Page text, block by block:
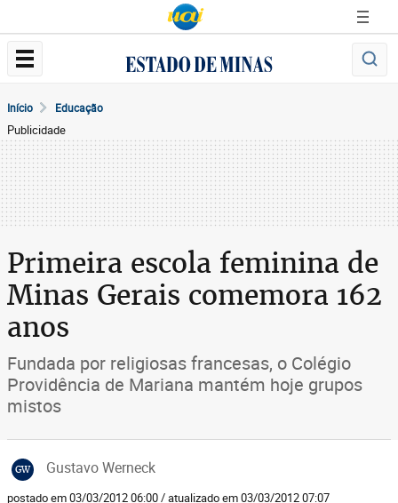
Início Educação
Publicidade
Primeira escola feminina de
Minas Gerais comemora 162
anos
Fundada por religiosas francesas, o Colégio
Providência de Mariana mantém hoje grupos
mistos
GW Gustavo Werneck
postado em 03/03/2012 06:00 / atualizado em 03/03/2012 07:07